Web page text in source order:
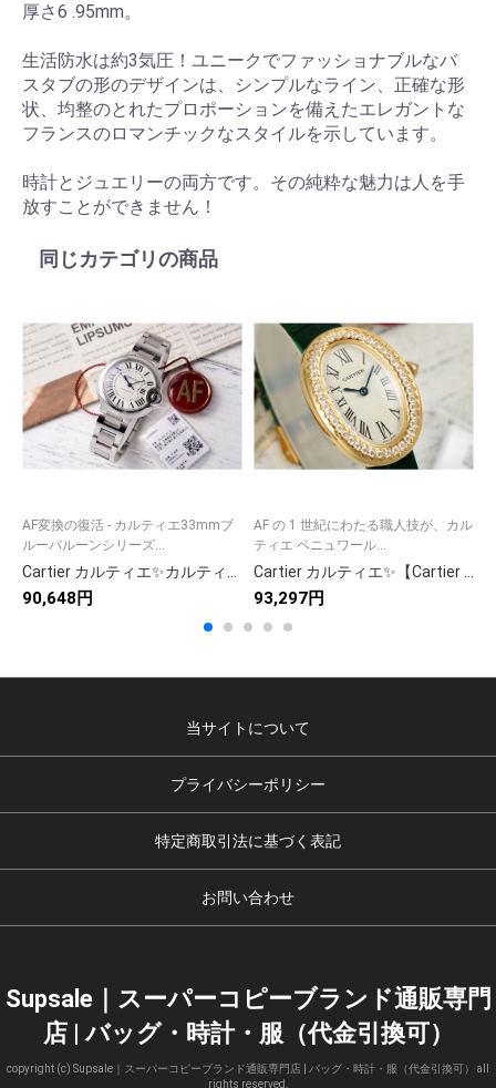
厚さ6 .95mm。
生活防水は約3気圧！ユニークでファッショナブルなバ
スタブの形のデザインは、シンプルなライン、正確な形
状、均整のとれたプロポーションを備えたエレガントな
フランスのロマンチックなスタイルを示しています。
時計とジュエリーの両方です。その純粋な魅力は人を手
放すことができません！
同じカテゴリの商品
AF変換の復活 - カルティエ33mmブ
ルーバルーンシリーズ...
90,648円
AF の 1 世紀にわたる職人技が、カル
ティエ ベニュワール...
93,297円
当サイトについて
プライバシーポリシー
特定商取引法に基づく表記
お問い合わせ
Supsale｜スーパーコピーブランド通販専門
店 | バッグ・時計・服（代金引換可）
copyright (c) Supsale｜スーパーコピーブランド通販専門店 | バッグ・時計・服（代金引換可） all
rights reserved.